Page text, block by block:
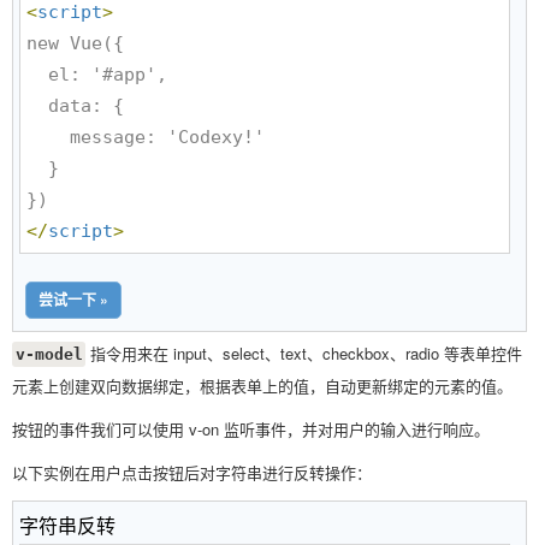
<script>
new Vue({
</script>
尝试一下 »
v-model 指令用来在 input、select、text、checkbox、radio 等表单控件
元素上创建双向数据绑定，根据表单上的值，自动更新绑定的元素的值。
按钮的事件我们可以使用 v-on 监听事件，并对用户的输入进行响应。
以下实例在用户点击按钮后对字符串进行反转操作：
字符串反转